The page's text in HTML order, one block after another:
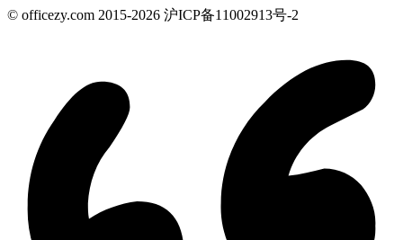
© officezy.com 2015-2026 沪ICP备11002913号-2